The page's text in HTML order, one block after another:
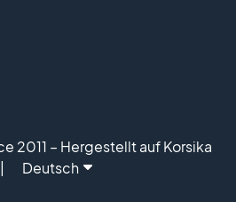
2011 – Hergestellt auf Korsika
Deutsch